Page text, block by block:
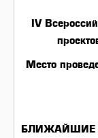
IV
Место
БЛИЖАЙШИЕ